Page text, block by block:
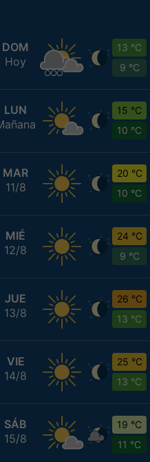
DOM
Hoy
13 °C
9 °C
LUN
15 °C
10 °C
MAR
11/8
20 °C
10 °C
MIÉ
12/8
24 °C
9 °C
JUE
13/8
26 °C
13 °C
VIE
14/8
25 °C
13 °C
SÁB
15/8
19 °C
11 °C